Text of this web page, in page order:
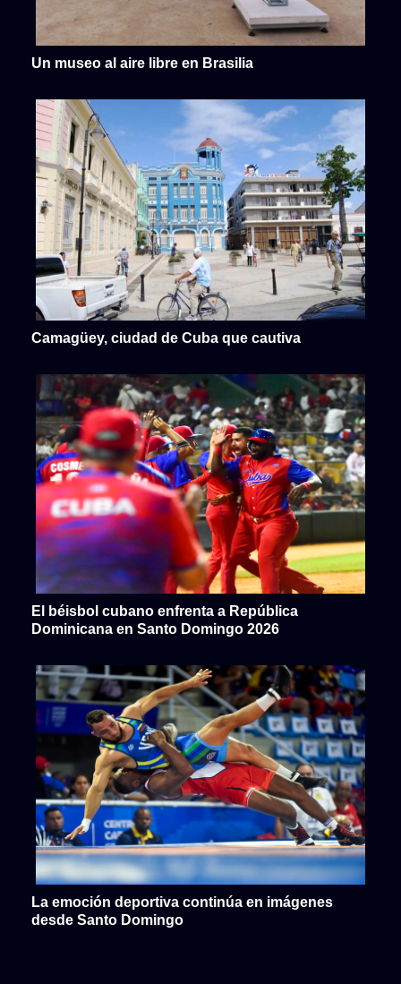
Un museo al aire libre en Brasilia
Camagüey, ciudad de Cuba que cautiva
El béisbol cubano enfrenta a República
Dominicana en Santo Domingo 2026
La emoción deportiva continúa en imágenes
desde Santo Domingo